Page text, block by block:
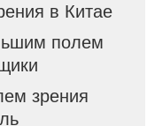
в Китае
полем
зрения